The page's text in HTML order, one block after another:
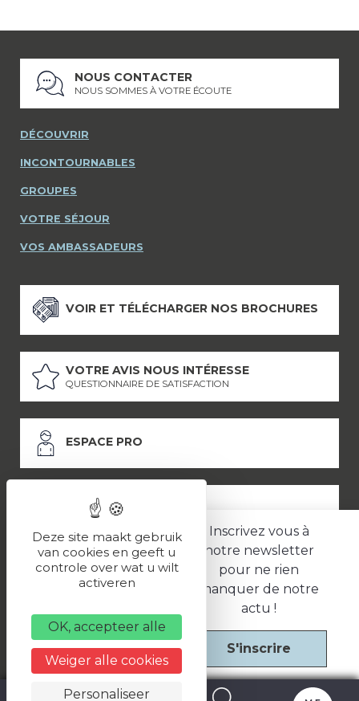
Inscrivez vous à
notre newsletter
pour ne rien
manquer de notre
actu !
S'inscrire
NOUS CONTACTER
NOUS SOMMES À VOTRE ÉCOUTE
DÉCOUVRIR
INCONTOURNABLES
GROUPES
VOTRE SÉJOUR
VOS AMBASSADEURS
VOIR ET TÉLÉCHARGER NOS BROCHURES
VOTRE AVIS NOUS INTÉRESSE
QUESTIONNAIRE DE SATISFACTION
ESPACE PRO
ESPACE PRESSE
LES PARTENAIRES
Politique de confidentialité
Une réalisation
Deze site maakt gebruik
van cookies en geeft u
controle over wat u wilt
activeren
OK, accepteer alle
Weiger alle cookies
Personaliseer